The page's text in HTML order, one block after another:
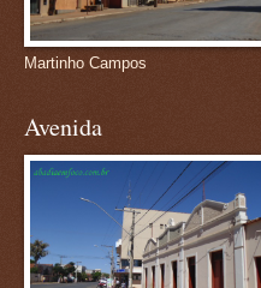
Martinho Campos
Avenida